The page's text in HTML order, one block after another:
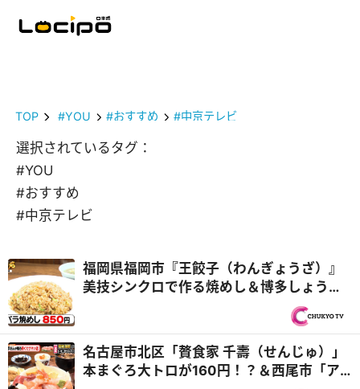
TOP #YOU #おすすめ #中京テレビ
選択されているタグ：
#YOU
#おすすめ
#中京テレビ
福岡県福岡市『王餃子（わんぎょうざ）』
美技シンクロで作る焼めし＆博多しょうゆ
ラーメン！チームプレー親子3代中華『オモ
名古屋市北区「贅食家 千壽（せんじゅ）」
本まぐろ大トロが160円！？＆西尾市「ア